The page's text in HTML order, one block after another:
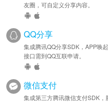
友圈，可自定义分享内容。
QQ分享
集成腾讯QQ分享SDK，APP唤
接口需到QQ互联申请。
微信支付
集成第三方腾讯微信支付SDK